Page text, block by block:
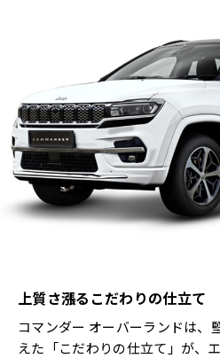
上質さ漲るこだわりの仕立て
コマンダー オーバーランドは、
えた「こだわりの仕立て」が、